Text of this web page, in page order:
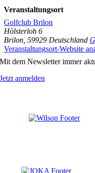
Veranstaltungsort
Golfclub Brilon
Hölsterloh 6
Brilon, 59929 Deutschland
Veranstaltungsort-Website
Mit dem Newsletter immer
Jetzt anmelden